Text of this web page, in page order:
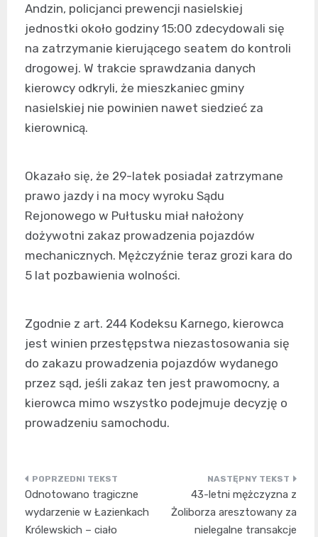
Andzin, policjanci prewencji nasielskiej
jednostki około godziny 15:00 zdecydowali się
na zatrzymanie kierującego seatem do kontroli
drogowej. W trakcie sprawdzania danych
kierowcy odkryli, że mieszkaniec gminy
nasielskiej nie powinien nawet siedzieć za
kierownicą.
Okazało się, że 29-latek posiadał zatrzymane
prawo jazdy i na mocy wyroku Sądu
Rejonowego w Pułtusku miał nałożony
dożywotni zakaz prowadzenia pojazdów
mechanicznych. Mężczyźnie teraz grozi kara do
5 lat pozbawienia wolności.
Zgodnie z art. 244 Kodeksu Karnego, kierowca
jest winien przestępstwa niezastosowania się
do zakazu prowadzenia pojazdów wydanego
przez sąd, jeśli zakaz ten jest prawomocny, a
kierowca mimo wszystko podejmuje decyzję o
prowadzeniu samochodu.
Nawigacja
wpisu
Odnotowano tragiczne
wydarzenie w Łazienkach
Królewskich – ciało
43-letni mężczyzna z
Żoliborza aresztowany za
nielegalne transakcje